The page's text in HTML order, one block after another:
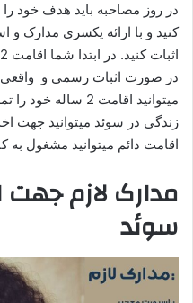
در روز مصاحبه باید هدف خود
کنید و با ارائه یکسری مدارک و
در صورت اثبات رسمی و واقعی
زندگی در سوئد میتوانید جهت
اقامت دائم میتوانید مشغول به
مدارک لازمجهت
سوئد